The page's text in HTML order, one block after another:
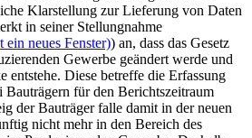
Klarstellung zur Lieferung von Daten
in seiner Stellungnahme
neues Fenster)) an, dass das Gesetz
Gewerbe geändert werde und
entstehe. Diese betreffe die Erfassung
Bauträgern für den Berichtszeitraum
der Bauträger falle damit in der neuen
nicht mehr in den Bereich des